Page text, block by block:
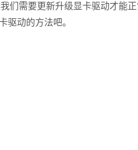
们需要更新升级显卡驱动才能
驱动的方法吧。